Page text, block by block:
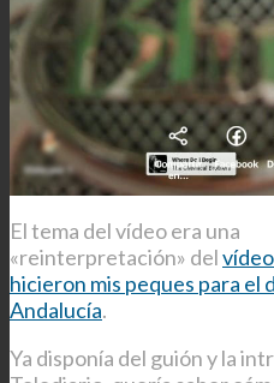
El tema del vídeo era una
«reinterpretación» del
hicieron mis peques para el
Andalucía.
Ya disponía del guión y la